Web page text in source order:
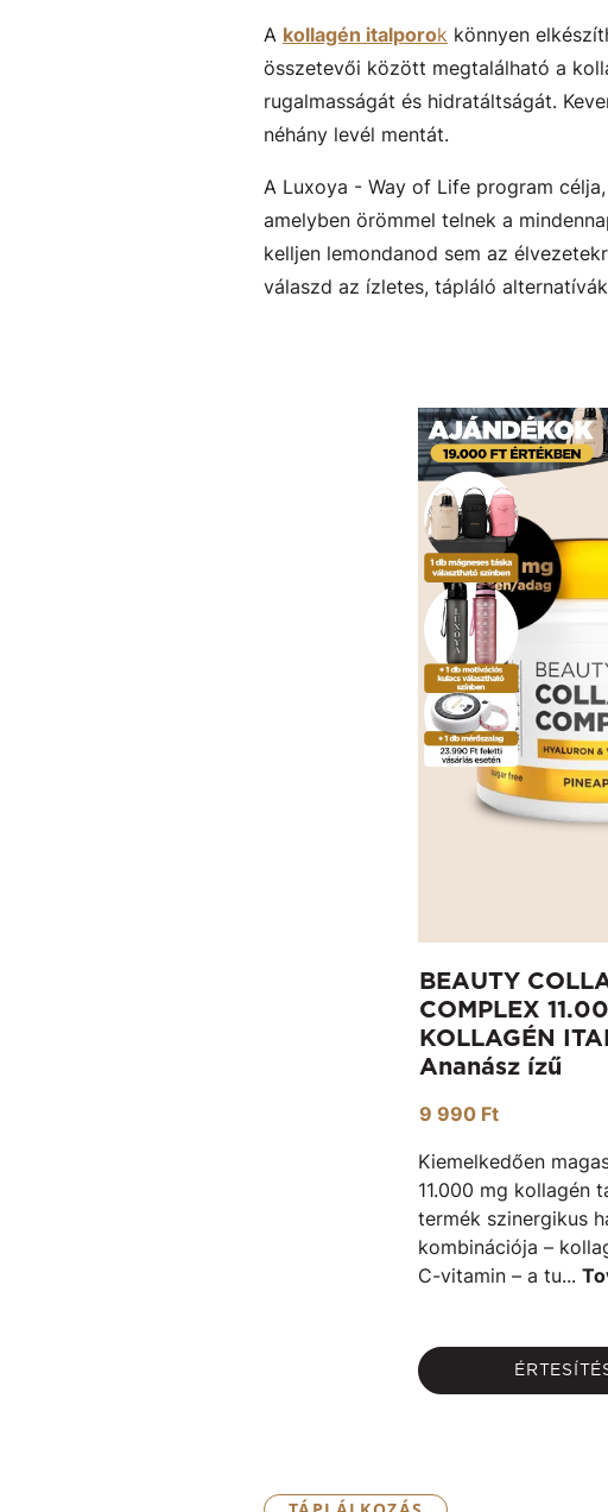
A kollagén italporok könnyen
összetevői között megtalálható a
rugalmasságát és hidratáltságát.
néhány levél mentát.
A Luxoya - Way of Life program
amelyben örömmel telnek a
kelljen lemondanod sem az
válaszd az ízletes, tápláló
BEAUTY
COMPLEX
KOLLAGÉN
Ananász ízű
9 990 Ft
Kiemelkedően
11.000 mg kollagén
termék szinergikus
kombinációja –
C-vitamin – a tu...